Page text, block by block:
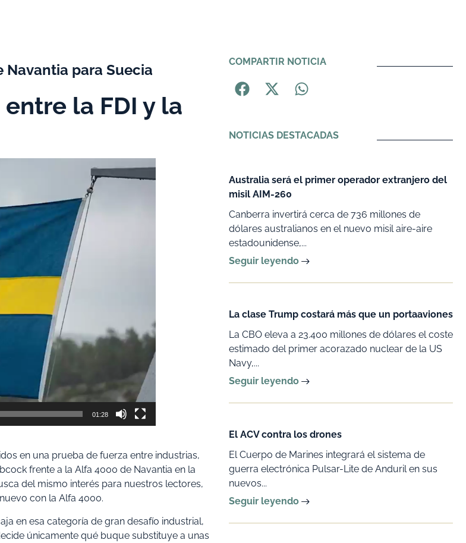
Navantia para Suecia
la FDI y la
01:28
en una prueba de fuerza entre industrias,
frente a la Alfa 4000 de Navantia en la
del mismo interés para nuestros lectores,
con la Alfa 4000.
en esa categoría de gran desafío industrial,
únicamente qué buque substituye a unas
COMPARTIR NOTICIA
NOTICIAS DESTACADAS
Australia será el primer operador extranjero del
misil AIM-260
Canberra invertirá cerca de 736 millones de
dólares australianos en el nuevo misil aire-aire
estadounidense,...
Seguir leyendo
La clase Trump costará más que un portaaviones
La CBO eleva a 23.400 millones de dólares el coste
estimado del primer acorazado nuclear de la US
Navy,...
Seguir leyendo
El ACV contra los drones
El Cuerpo de Marines integrará el sistema de
guerra electrónica Pulsar-Lite de Anduril en sus
nuevos...
Seguir leyendo